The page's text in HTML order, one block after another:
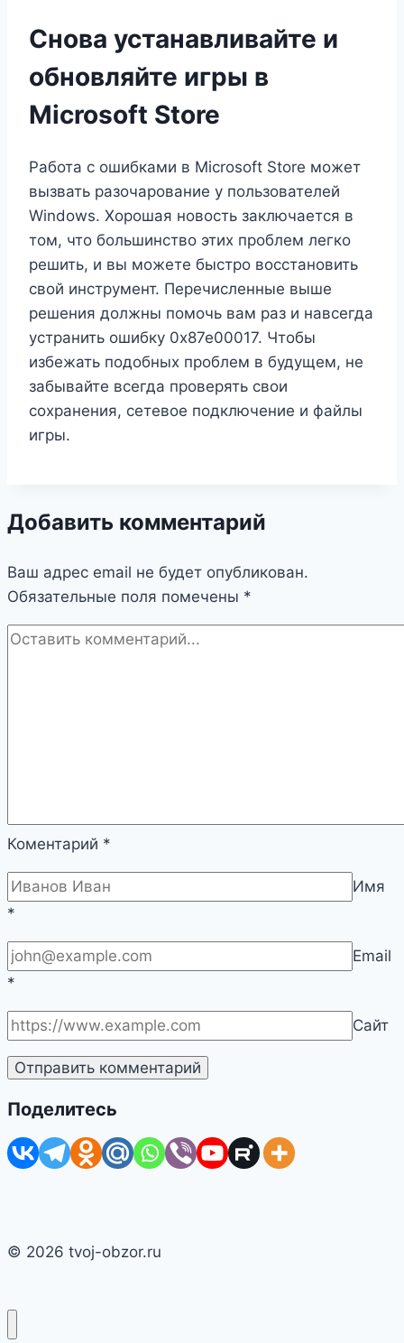
Снова устанавливайте и
обновляйте игры в
Microsoft Store
Работа с ошибками в Microsoft Store может
вызвать разочарование у пользователей
Windows. Хорошая новость заключается в
том, что большинство этих проблем легко
решить, и вы можете быстро восстановить
свой инструмент. Перечисленные выше
решения должны помочь вам раз и навсегда
устранить ошибку 0x87e00017. Чтобы
избежать подобных проблем в будущем, не
забывайте всегда проверять свои
сохранения, сетевое подключение и файлы
игры.
Добавить комментарий
Ваш адрес email не будет опубликован.
Обязательные поля помечены *
Коментарий *
Имя
*
Email
*
Сайт
Поделитесь
© 2026 tvoj-obzor.ru